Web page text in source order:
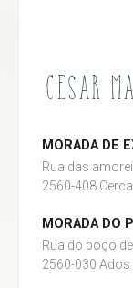
CESAR
MORADA DE
Rua das
2560-408 Cerca
MORADA DO
Rua do poço
2560-030